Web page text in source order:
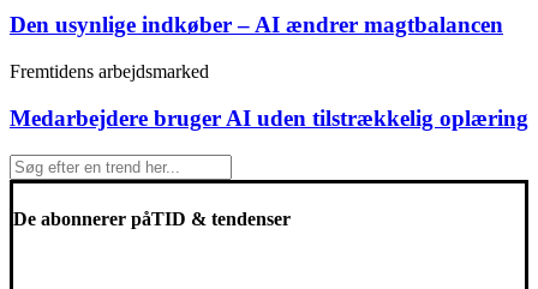
Den usynlige indkøber – AI ændrer magtbalancen
Fremtidens arbejdsmarked
Medarbejdere bruger AI uden tilstrækkelig oplæring
De abonnerer påTID & tendenser